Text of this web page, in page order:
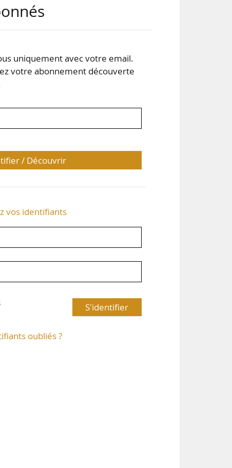
uniquement avec votre email.
votre abonnement découverte
/ Découvrir
vos identifiants
S'identifier
oubliés ?